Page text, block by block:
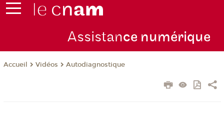
Assistance numérique
Accueil Vidéos Autodiagnostique